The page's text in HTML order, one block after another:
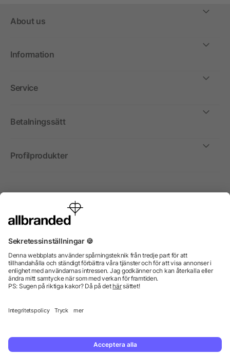
About us
Information
Service
Betalningssätt
Profilprodukter
Internationellt
enbart till företag, institutioner, föreningar och
© 2026 allbranded GmbH.